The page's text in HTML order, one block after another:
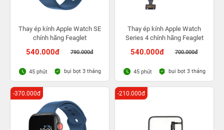
Thay ép kính Apple Watch SE
chính hãng Feaglet
540.000đ 790.000đ
45 phút bụi bọt 3 tháng
Thay ép kính Apple Watch
Series 4 chính hãng Feaglet
540.000đ 700.000đ
45 phút bụi bọt 3 tháng
-370.000đ -210.000đ